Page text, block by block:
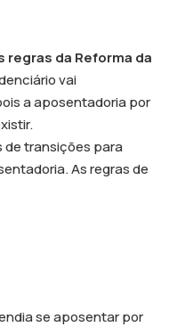
regras da Reforma da
vai
a aposentadoria por
de transições para
As regras de
se aposentar por